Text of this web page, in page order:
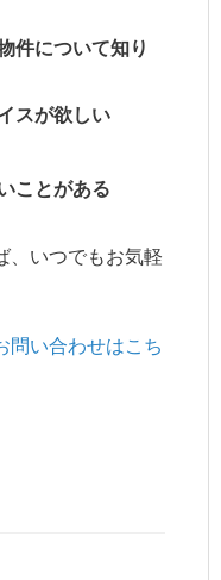
件について知り
スが欲しい
ことがある
、いつでもお気軽
問い合わせはこち